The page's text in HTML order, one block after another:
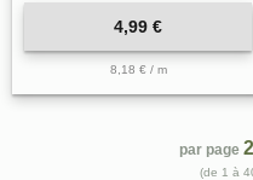
4,99 €
8,18 € / m
par page
(de 1 à